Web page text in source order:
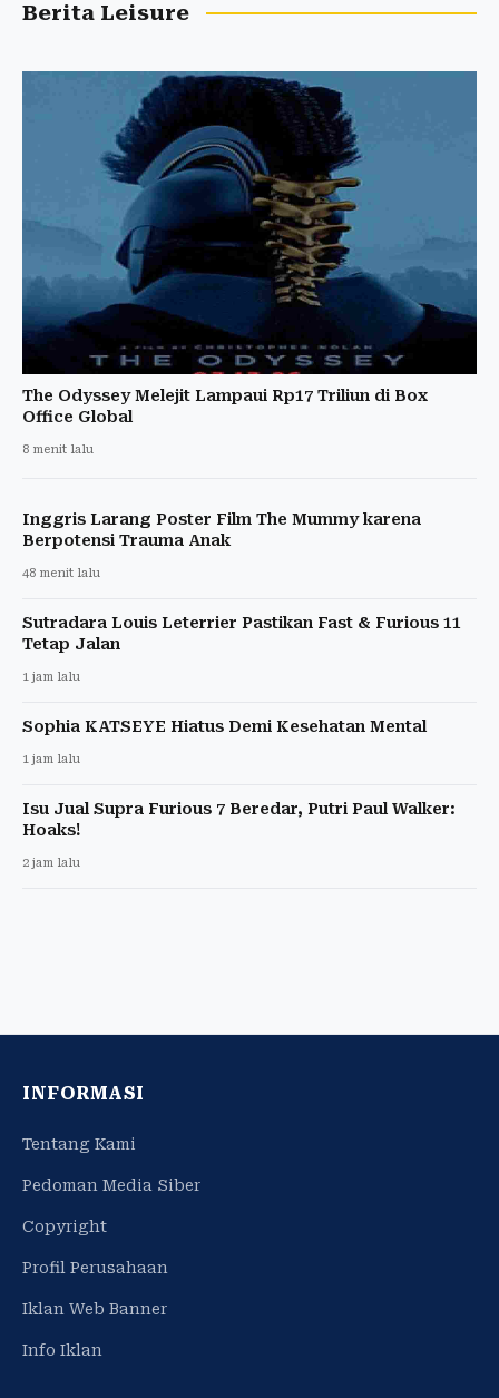
Berita Leisure
The Odyssey Melejit Lampaui Rp17 Triliun di Box
Office Global
8 menit lalu
Inggris Larang Poster Film The Mummy karena
Berpotensi Trauma Anak
48 menit lalu
Sutradara Louis Leterrier Pastikan Fast & Furious 11
Tetap Jalan
1 jam lalu
Sophia KATSEYE Hiatus Demi Kesehatan Mental
1 jam lalu
Isu Jual Supra Furious 7 Beredar, Putri Paul Walker:
Hoaks!
2 jam lalu
INFORMASI
Tentang Kami
Pedoman Media Siber
Copyright
Profil Perusahaan
Iklan Web Banner
Info Iklan